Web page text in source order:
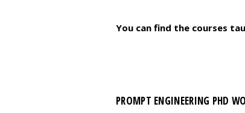
You can find the courses
PROMPT ENGINEERING PHD